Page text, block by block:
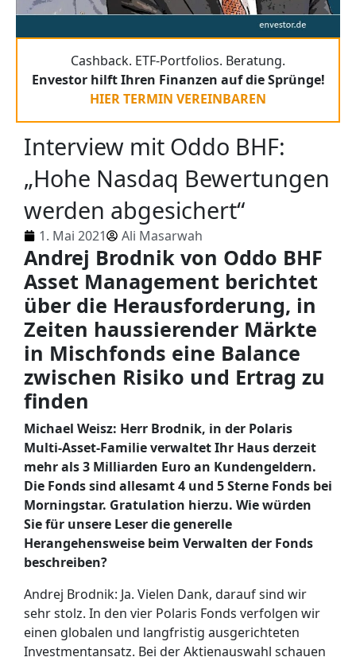
Cashback. ETF-Portfolios. Beratung.
Envestor hilft Ihren Finanzen auf die Sprünge!
HIER TERMIN VEREINBAREN
Interview mit Oddo BHF:
„Hohe Nasdaq Bewertungen
werden abgesichert“
1. Mai 2021 Ali Masarwah
Andrej Brodnik von Oddo BHF
Asset Management berichtet
über die Herausforderung, in
Zeiten haussierender Märkte
in Mischfonds eine Balance
zwischen Risiko und Ertrag zu
finden
Michael Weisz: Herr Brodnik, in der Polaris
Multi-Asset-Familie verwaltet Ihr Haus derzeit
mehr als 3 Milliarden Euro an Kundengeldern.
Die Fonds sind allesamt 4 und 5 Sterne Fonds bei
Morningstar. Gratulation hierzu. Wie würden
Sie für unsere Leser die generelle
Herangehensweise beim Verwalten der Fonds
beschreiben?
Andrej Brodnik: Ja. Vielen Dank, darauf sind wir
sehr stolz. In den vier Polaris Fonds verfolgen wir
einen globalen und langfristig ausgerichteten
Investmentansatz. Bei der Aktienauswahl schauen